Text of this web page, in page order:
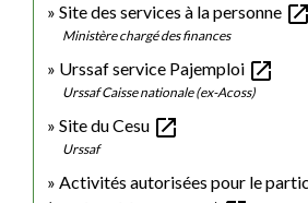
Site des services à la personne open_in_new
Ministère chargé des finances
Urssaf service Pajemploi open_in_new
Urssaf Caisse nationale (ex-Acoss)
Site du Cesu open_in_new
Urssaf
Activités autorisées pour le